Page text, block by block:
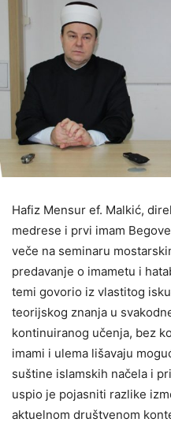
Hafiz Mensur ef. Malkić,
medrese i prvi imam
veče na seminaru
predavanje o imametu i
temi govorio iz vlastitog
teorijskog znanja u
kontinuiranog učenja, bez
imami i ulema lišavaju
suštine islamskih načela i
uspio je pojasniti razlike
aktuelnom društvenom